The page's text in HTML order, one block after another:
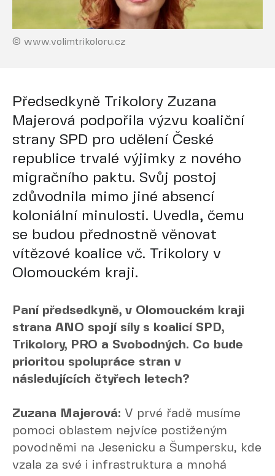
© www.volimtrikoloru.cz
Předsedkyně Trikolory Zuzana
Majerová podpořila výzvu koaliční
strany SPD pro udělení České
republice trvalé výjimky z nového
migračního paktu. Svůj postoj
zdůvodnila mimo jiné absencí
koloniální minulosti. Uvedla, čemu
se budou přednostně věnovat
vítězové koalice vč. Trikolory v
Olomouckém kraji.
Paní předsedkyně, v Olomouckém kraji
strana ANO spojí síly s koalicí SPD,
Trikolory, PRO a Svobodných. Co bude
prioritou spolupráce stran v
následujících čtyřech letech?
Zuzana Majerová: V prvé řadě musíme
pomoci oblastem nejvíce postiženým
povodněmi na Jesenicku a Šumpersku, kde
vzala za své i infrastruktura a mnohá